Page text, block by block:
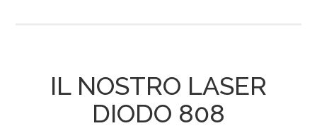
IL NOSTRO LASER
DIODO 808